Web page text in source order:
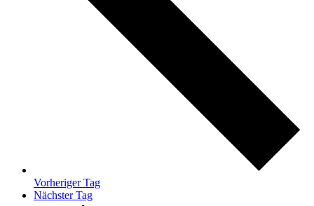
Vorheriger Tag
Nächster Tag